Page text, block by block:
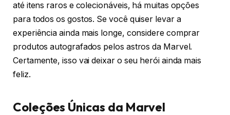
até itens raros e colecionáveis, há muitas opções
para todos os gostos. Se você quiser levar a
experiência ainda mais longe, considere comprar
produtos autografados pelos astros da Marvel.
Certamente, isso vai deixar o seu herói ainda mais
feliz.
Coleções Únicas da Marvel